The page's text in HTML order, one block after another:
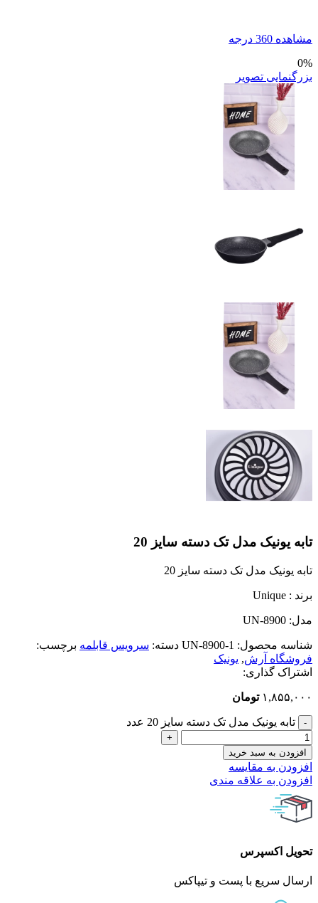
مشاهده 360 درجه
0%
بزرگنمایی تصویر
تابه یونیک مدل تک دسته سایز 20
تابه یونیک مدل تک دسته سایز 20
برند : Unique
مدل: UN-8900
شناسه محصول: UN-8900-1 دسته: سرویس قابلمه برچسب:
فروشگاه آرش, یونیک
اشتراک گذاری:
۱,۸۵۵,۰۰۰ تومان
تابه یونیک مدل تک دسته سایز 20 عدد
افزودن به سبد خرید
افزودن به مقایسه
افزودن به علاقه مندی
تحویل اکسپرس
ارسال سریع با پست و تیپاکس